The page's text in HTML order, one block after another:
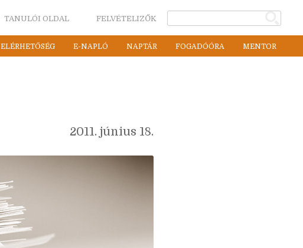
TANULÓI OLDAL FELVÉTELIZŐK
ELÉRHETŐSÉG E-NAPLÓ NAPTÁR FOGADÓÓRA MENTOR
2011. június 18.